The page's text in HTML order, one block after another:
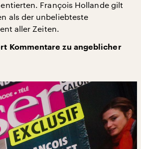
François Hollande gilt
als der unbeliebteste
aller Zeiten.
Kommentare zu angeblicher